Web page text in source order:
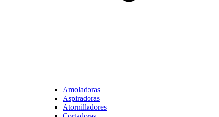
Amoladoras
Aspiradoras
Atornilladores